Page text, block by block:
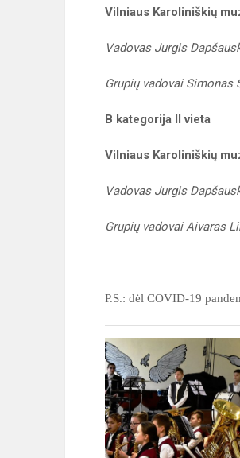
Vilniaus Karoliniškių
Vadovas Jurgis
Grupių vadovai
B kategorija II vieta
Vilniaus Karoliniškių
Vadovas Jurgis
Grupių vadovai Aivaras
P.S.: dėl COVID-19